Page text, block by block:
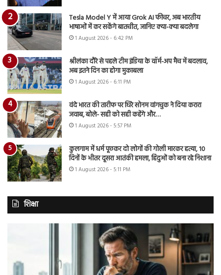
Tesla Model Y में आया Grok AI फीचर, अब भारतीय
भाषाओं में कर सकेंगे बातचीत, जानिए क्या-क्या बदलेगा
1 August 2026 - 6:42 PM
श्रीलंका दौरे से पहले टीम इंडिया के वॉर्म-अप मैच में बदलाव,
अब इतने दिन का होगा मुकाबला
1 August 2026 - 6:11 PM
वंदे भारत की तारीफ पर घिरे सोनम वांगचुक ने दिया करारा
जवाब, बोले- सही को सही कहेंगे और…
1 August 2026 - 5:57 PM
कुलगाम में धर्म पूछकर दो लोगों की गोली मारकर हत्या, 10
दिनों के भीतर दूसरा आतंकी हमला, हिंदुओं को बना रहे निशाना
1 August 2026 - 5:11 PM
शिक्षा